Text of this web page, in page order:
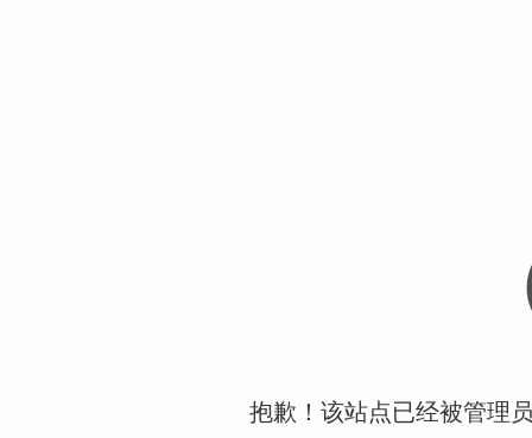
抱歉！该站点已经被管理